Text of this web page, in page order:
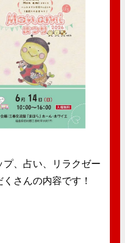
、占い、リラクゼー
さんの内容です！